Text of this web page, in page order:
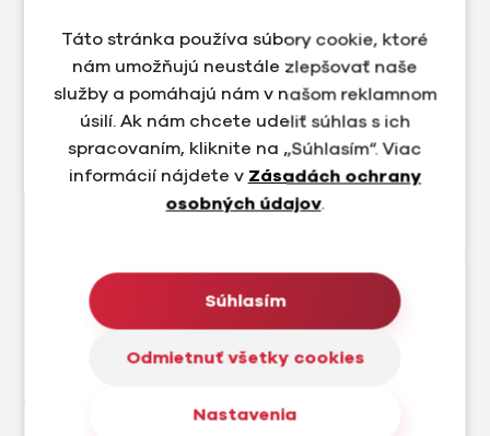
Trenujeme.sk je e-shop a predajňa v Bratislave, ktorá
značky. Na úvod sme navrhli nový brand a dizajn e-
Táto stránka používa súbory cookie, ktoré
nám umožňujú neustále zlepšovať naše
služby a pomáhajú nám v našom reklamnom
úsilí. Ak nám chcete udeliť súhlas s ich
spracovaním, kliknite na „Súhlasím“. Viac
informácií nájdete vZásadách ochrany
osobných údajov.
Súhlasím
Odmietnuť všetky cookies
Nastavenia